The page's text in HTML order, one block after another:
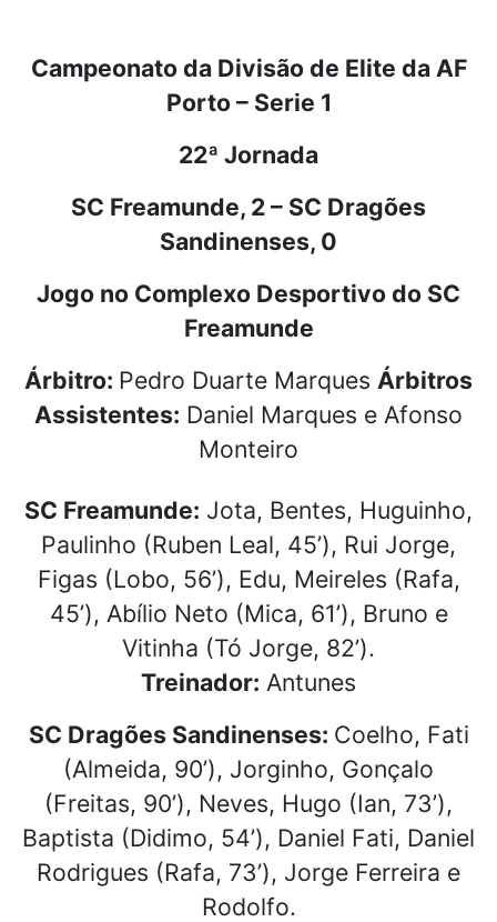
Campeonato da Divisão de Elite da AF
Porto – Serie 1
22ª Jornada
SC Freamunde, 2 – SC Dragões
Sandinenses, 0
Jogo no Complexo Desportivo do SC
Freamunde
Árbitro: Pedro Duarte Marques Árbitros
Assistentes: Daniel Marques e Afonso
Monteiro
SC Freamunde: Jota, Bentes, Huguinho,
Paulinho (Ruben Leal, 45’), Rui Jorge,
Figas (Lobo, 56’), Edu, Meireles (Rafa,
45’), Abílio Neto (Mica, 61’), Bruno e
Vitinha (Tó Jorge, 82’).
Treinador: Antunes
SC Dragões Sandinenses: Coelho, Fati
(Almeida, 90’), Jorginho, Gonçalo
(Freitas, 90’), Neves, Hugo (Ian, 73’),
Baptista (Didimo, 54’), Daniel Fati, Daniel
Rodrigues (Rafa, 73’), Jorge Ferreira e
Rodolfo.